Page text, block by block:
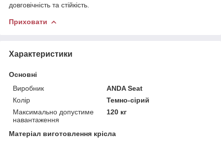
довговічність та стійкість.
Приховати
Характеристики
Основні
Виробник
ANDA Seat
Колір
Темно-сірий
Максимально допустиме
навантаження
120 кг
Матеріал виготовлення крісла